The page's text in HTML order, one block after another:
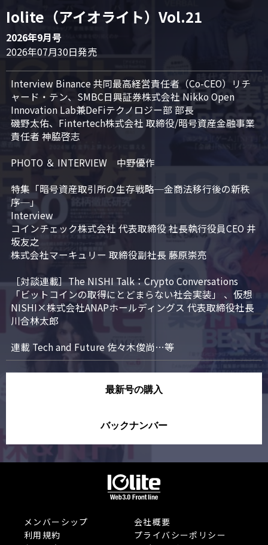
Iolite（アイオライト）Vol.21
2026年9月号
2026年07月30日発売
Interview Binance 共同最高経営責任者（Co-CEO）リチ
ャード・テン、SMBC日興証券株式会社 Nikko Open
Innovation Lab兼DeFiテクノロジー部 部長
磯野太佑、Fintertech株式会社 取締役/暗号資産金融事業
責任者 神脇啓志
PHOTO ＆ INTERVIEW　中野優作
特集「暗号資産取引所の生存戦略─金商法移行後の新秩
序─」
Interview
コインチェック株式会社 代表取締役 社長執行役員CEO 井
坂友之
株式会社マーキュリー 取締役副社長 藤原崇亮
［対談連載］The NISHI Talk：Crypto Conversations
「ビットコインの取得にとどまらない社会実装」 、仮想
NISHI×株式会社ANAPホールディングス 代表取締役社長
川合林太郎
連載 Tech and Future 佐々木俊尚…等
最新号の購入
バックナンバー
メンバーシップ
会社概要
利用規約
プライバシーポリシー